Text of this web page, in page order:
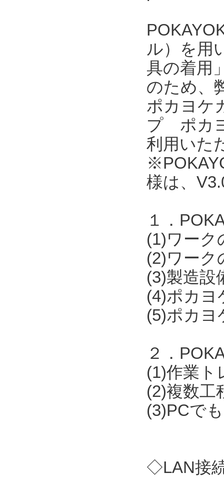
ル）を用
具の着用
のため、
ポカヨケ
プ ポカ
利用いた
様は、
１．
(1)ワーク
(2)ワーク
(3)製造設
(4)ポカヨ
(5)ポカヨ
２．
(1)作業ト
(2)複数工
(3)PCで
◇LAN接